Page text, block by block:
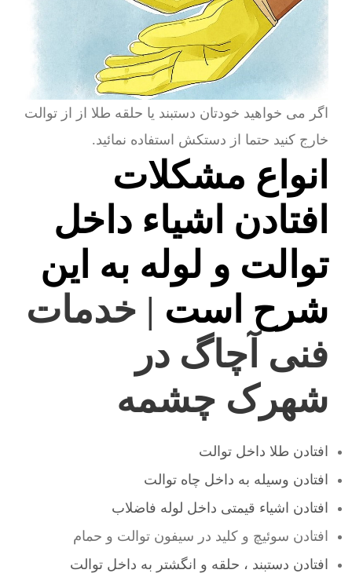
اگر می خواهید خودتان دستبند یا حلقه طلا از از توالت
خارج کنید حتما از دستکش استفاده نمائید.
انواع مشکلات
افتادن اشیاء داخل
توالت و لوله به این
شرح است | خدمات
فنی آچاگ در
شهرک چشمه
افتادن طلا داخل توالت
افتادن وسیله به داخل چاه توالت
افتادن اشیاء قیمتی داخل لوله فاضلاب
افتادن سوئیچ و کلید در سیفون توالت و حمام
افتادن دستبند ، حلقه و انگشتر به داخل توالت